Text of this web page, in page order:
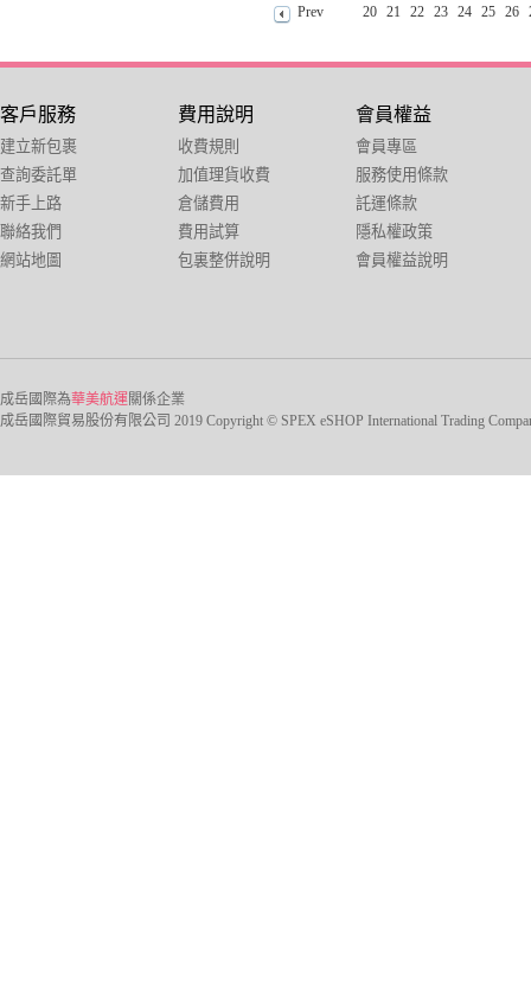
Prev 20 21 22 23 24 25 26
客戶服務
建立新包裹
查詢委託單
新手上路
聯絡我們
網站地圖
費用說明
收費規則
加值理貨收費
倉儲費用
費用試算
包裏整併說明
會員權益
會員專區
服務使用條款
託運條款
隱私權政策
會員權益說明
成岳國際為華美航運關係企業
成岳國際貿易股份有限公司 2019 Copyright © SPEX eSHOP International Trading